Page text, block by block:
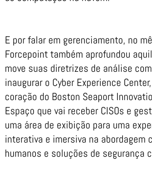
E por falar em gerenciamento, no
Forcepoint também aprofundou
move suas diretrizes de análise
inaugurar o Cyber Experience
coração do Boston Seaport
Espaço que vai receber CISOs e
uma área de exibição para uma
interativa e imersiva na abordagem
humanos e soluções de segurança